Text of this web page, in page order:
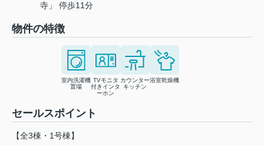
寺」 停歩11分
物件の特徴
室内洗濯機
置場
TVモニタ
付きインタ
ーホン
カウンター
キッチン
浴室乾燥機
セールスポイント
【全3棟・1号棟】